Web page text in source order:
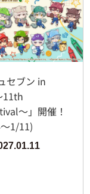
セブン in
11th
～」開催！
1/11)